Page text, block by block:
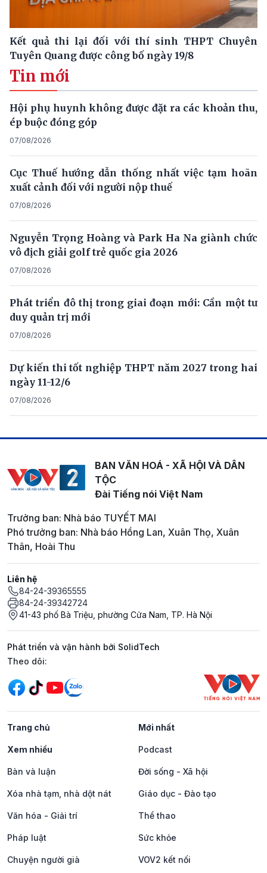
Kết quả thi lại đối với thí sinh THPT Chuyên
Tuyên Quang được công bố ngày 19/8
Tin mới
Hội phụ huynh không được đặt ra các khoản thu,
ép buộc đóng góp
07/08/2026
Cục Thuế hướng dẫn thống nhất việc tạm hoãn
xuất cảnh đối với người nộp thuế
07/08/2026
Nguyễn Trọng Hoàng và Park Ha Na giành chức
vô địch giải golf trẻ quốc gia 2026
07/08/2026
Phát triển đô thị trong giai đoạn mới: Cần một tư
duy quản trị mới
07/08/2026
Dự kiến thi tốt nghiệp THPT năm 2027 trong hai
ngày 11-12/6
07/08/2026
BAN VĂN HOÁ - XÃ HỘI VÀ DÂN
TỘC
Đài Tiếng nói Việt Nam
Trưởng ban: Nhà báo TUYẾT MAI
Phó trưởng ban: Nhà báo Hồng Lan, Xuân Thọ, Xuân
Thân, Hoài Thu
Liên hệ
84-24-39365555
84-24-39342724
41-43 phố Bà Triệu, phường Cửa Nam, TP. Hà Nội
Phát triển và vận hành bởi SolidTech
Mạng xã hội
Theo dõi:
Trang chủ Mới nhất
Xem nhiều Podcast
Bàn và luận Đời sống - Xã hội
Xóa nhà tạm, nhà dột nát Giáo dục - Đào tạo
Văn hóa - Giải trí Thể thao
Pháp luật Sức khỏe
Chuyện người già VOV2 kết nối